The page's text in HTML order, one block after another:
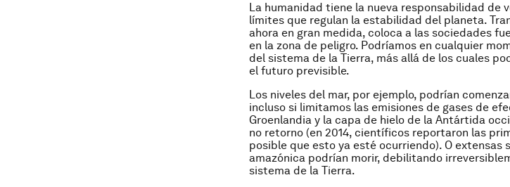
La humanidad tiene la nueva responsabilidad de
límites que regulan la estabilidad del planeta.
ahora en gran medida, coloca a las sociedades
en la zona de peligro. Podríamos en cualquier
del sistema de la Tierra, más allá de los cuales
el futuro previsible.
Los niveles del mar, por ejemplo, podrían
incluso si limitamos las emisiones de gases de
Groenlandia y la capa de hielo de la Antártida
no retorno (en 2014, científicos reportaron las
posible que esto ya esté ocurriendo). O extensas
amazónica podrían morir, debilitando
sistema de la Tierra.